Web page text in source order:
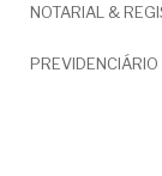
NOTARIAL &
PREVIDENCIÁRIO